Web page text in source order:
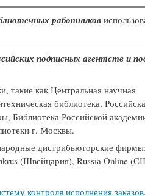
работников
подписных агентств и
такие как Центральная научная
библиотека,
Библиотека Российской
г. Москвы.
дистрибьюторские
(Швейцария), Russia Online
контроля исполнения заказов.